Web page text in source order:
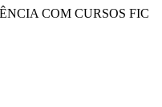
COM CURSOS FIC